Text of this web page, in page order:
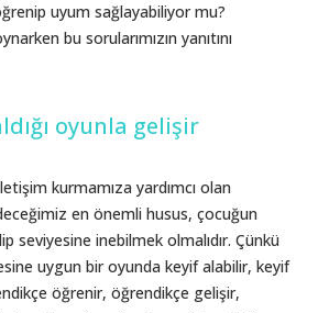
uyum sağlayabiliyor mu?
bu sorularımızın yanıtını
oyunla gelişir
kurmamıza yardımcı olan
en önemli husus, çocuğun
seviyesine inebilmek olmalıdır. Çünkü
uygun bir oyunda keyif alabilir, keyif
öğrenir, öğrendikçe gelişir,